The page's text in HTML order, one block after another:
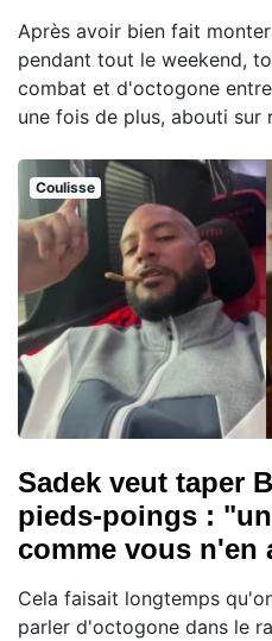
Après avoir bien fait
pendant tout le weekend,
combat et d'octogone
une fois de plus, abouti sur
Coulisse
Sadek veut taper
pieds-poings :
comme vous n'en
Cela faisait longtemps
parler d'octogone dans le